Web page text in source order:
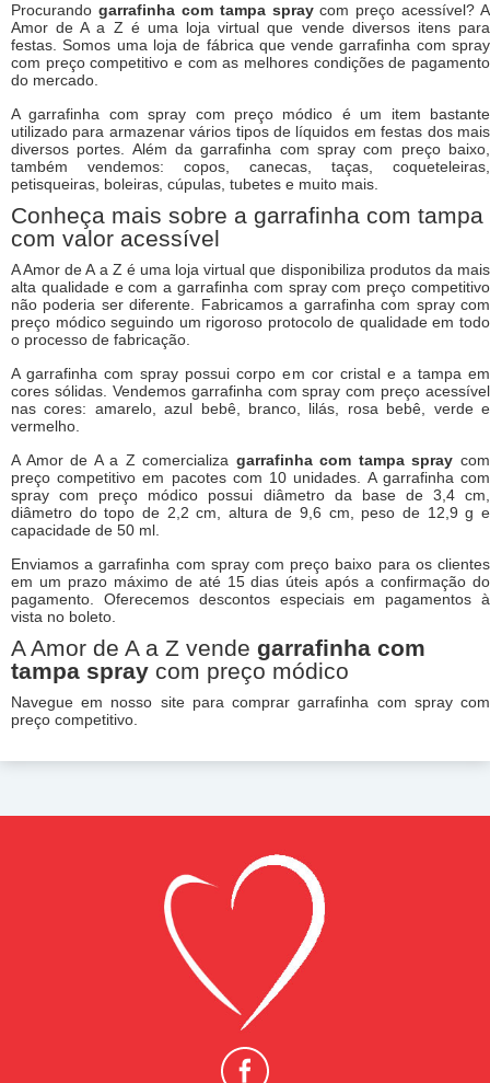
Procurando garrafinha com tampa spraycom preço acessível? A
Amor de A a Z é uma loja virtual que vende diversos itens para
festas. Somos uma loja de fábrica que vende garrafinha com spray
com preço competitivo e com as melhores condições de pagamento
do mercado.
A garrafinha com spray com preço módico é um item bastante
utilizado para armazenar vários tipos de líquidos em festas dos mais
diversos portes. Além da garrafinha com spray com preço baixo,
também vendemos: copos, canecas, taças, coqueteleiras,
petisqueiras, boleiras, cúpulas, tubetes e muito mais.
Conheça mais sobre a garrafinha com tampa
com valor acessível
A Amor de A a Z é uma loja virtual que disponibiliza produtos da mais
alta qualidade e com a garrafinha com spray com preço competitivo
não poderia ser diferente. Fabricamos a garrafinha com spray com
preço módico seguindo um rigoroso protocolo de qualidade em todo
o processo de fabricação.
A garrafinha com spray possui corpo em cor cristal e a tampa em
cores sólidas. Vendemos garrafinha com spray com preço acessível
nas cores: amarelo, azul bebê, branco, lilás, rosa bebê, verde e
vermelho.
A Amor de A a Z comercializa garrafinha com tampa spray com
preço competitivo em pacotes com 10 unidades. A garrafinha com
spray com preço módico possui diâmetro da base de 3,4 cm,
diâmetro do topo de 2,2 cm, altura de 9,6 cm, peso de 12,9 g e
capacidade de 50 ml.
Enviamos a garrafinha com spray com preço baixo para os clientes
em um prazo máximo de até 15 dias úteis após a confirmação do
pagamento. Oferecemos descontos especiais em pagamentos à
vista no boleto.
A Amor de A a Z vende garrafinha com
tampa spray com preço módico
Navegue em nosso site para comprar garrafinha com spray com
preço competitivo.